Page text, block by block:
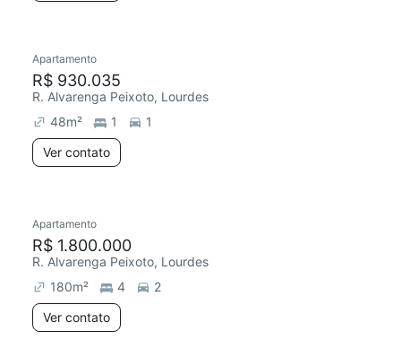
Apartamento
R$ 930.035
R. Alvarenga Peixoto, Lourdes
48m² 1
1
Ver contato
Apartamento
R$ 1.800.000
R. Alvarenga Peixoto, Lourdes
180m² 4
2
Ver contato